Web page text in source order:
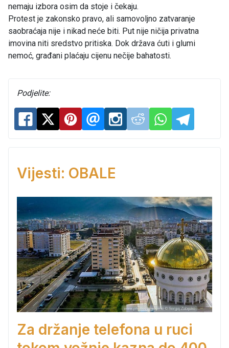
nemaju izbora osim da stoje i čekaju.
Protest je zakonsko pravo, ali samovoljno zatvaranje
saobraćaja nije i nikad neće biti. Put nije ničija privatna
imovina niti sredstvo pritiska. Dok država ćuti i glumi
nemoć, građani plaćaju cijenu nečije bahatosti.
Podjelite:
Vijesti: OBALE
Za držanje telefona u ruci